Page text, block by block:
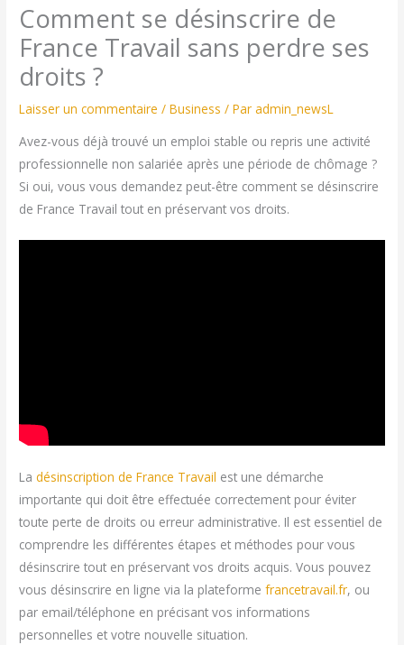
Comment se désinscrire de
France Travail sans perdre ses
droits ?
Laisser un commentaire /Business / Paradmin_newsL
Avez-vous déjà trouvé un emploi stable ou repris une activité
professionnelle non salariée après une période de chômage ?
Si oui, vous vous demandez peut-être comment se désinscrire
de France Travail tout en préservant vos droits.
Ladésinscription de France Travail est une démarche
importante qui doit être effectuée correctement pour éviter
toute perte de droits ou erreur administrative. Il est essentiel de
comprendre les différentes étapes et méthodes pour vous
désinscrire tout en préservant vos droits acquis. Vous pouvez
vous désinscrire en ligne via la plateformefrancetravail.fr, ou
par email/téléphone en précisant vos informations
personnelles et votre nouvelle situation.